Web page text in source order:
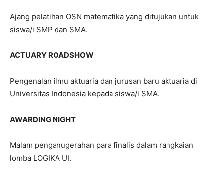
Ajang pelatihan OSN matematika yang ditujukan untuk
siswa/i SMP dan SMA.
ACTUARY ROADSHOW
Pengenalan ilmu aktuaria dan jurusan baru aktuaria di
Universitas Indonesia kepada siswa/i SMA.
AWARDING NIGHT
Malam penganugerahan para finalis dalam rangkaian
lomba LOGIKA UI.